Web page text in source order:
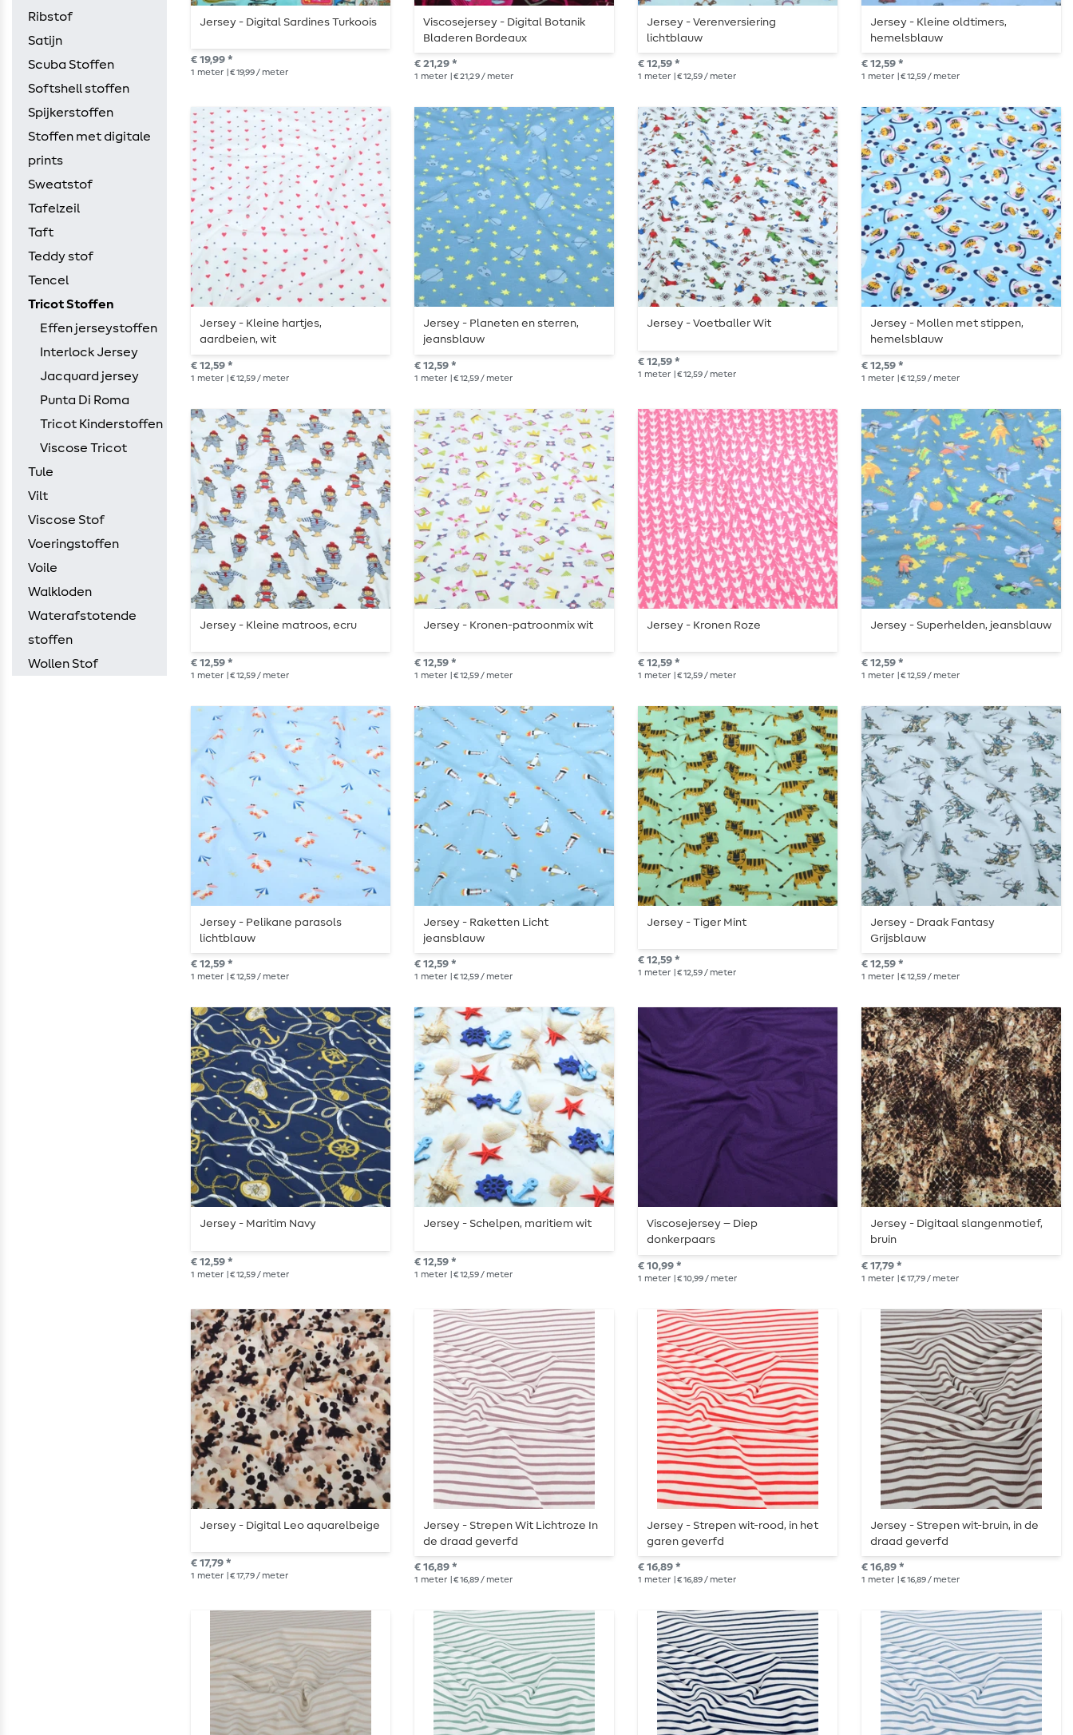
Ribstof
Satijn
Scuba Stoffen
Softshell stoffen
Spijkerstoffen
Stoffen met digitale
prints
Sweatstof
Tafelzeil
Taft
Teddy stof
Tencel
Tricot Stoffen
Effen jerseystoffen
Interlock Jersey
Jacquard jersey
Punta Di Roma
Tricot Kinderstoffen
Viscose Tricot
Tule
Vilt
Viscose Stof
Voeringstoffen
Voile
Walkloden
Waterafstotende
stoffen
Wollen Stof
Jersey - Digital Sardines Turkoois
€ 19,99 *
1 meter | € 19,99 / meter
Viscosejersey - Digital Botanik
Bladeren Bordeaux
€ 21,29 *
1 meter | € 21,29 / meter
Jersey - Verenversiering
lichtblauw
€ 12,59 *
1 meter | € 12,59 / meter
Jersey - Kleine oldtimers,
hemelsblauw
€ 12,59 *
1 meter | € 12,59 / meter
Jersey - Kleine hartjes,
aardbeien, wit
€ 12,59 *
1 meter | € 12,59 / meter
Jersey - Planeten en sterren,
jeansblauw
€ 12,59 *
1 meter | € 12,59 / meter
Jersey - Voetballer Wit
€ 12,59 *
1 meter | € 12,59 / meter
Jersey - Mollen met stippen,
hemelsblauw
€ 12,59 *
1 meter | € 12,59 / meter
Jersey - Kleine matroos, ecru
€ 12,59 *
1 meter | € 12,59 / meter
Jersey - Kronen-patroonmix wit
€ 12,59 *
1 meter | € 12,59 / meter
Jersey - Kronen Roze
€ 12,59 *
1 meter | € 12,59 / meter
Jersey - Superhelden, jeansblauw
€ 12,59 *
1 meter | € 12,59 / meter
Jersey - Pelikane parasols
lichtblauw
€ 12,59 *
1 meter | € 12,59 / meter
Jersey - Raketten Licht
jeansblauw
€ 12,59 *
1 meter | € 12,59 / meter
Jersey - Tiger Mint
€ 12,59 *
1 meter | € 12,59 / meter
Jersey - Draak Fantasy
Grijsblauw
€ 12,59 *
1 meter | € 12,59 / meter
Jersey - Maritim Navy
€ 12,59 *
1 meter | € 12,59 / meter
Jersey - Schelpen, maritiem wit
€ 12,59 *
1 meter | € 12,59 / meter
Viscosejersey – Diep
donkerpaars
€ 10,99 *
1 meter | € 10,99 / meter
Jersey - Digitaal slangenmotief,
bruin
€ 17,79 *
1 meter | € 17,79 / meter
Jersey - Digital Leo aquarelbeige
€ 17,79 *
1 meter | € 17,79 / meter
Jersey - Strepen Wit Lichtroze In
de draad geverfd
€ 16,89 *
1 meter | € 16,89 / meter
Jersey - Strepen wit-rood, in het
garen geverfd
€ 16,89 *
1 meter | € 16,89 / meter
Jersey - Strepen wit-bruin, in de
draad geverfd
€ 16,89 *
1 meter | € 16,89 / meter